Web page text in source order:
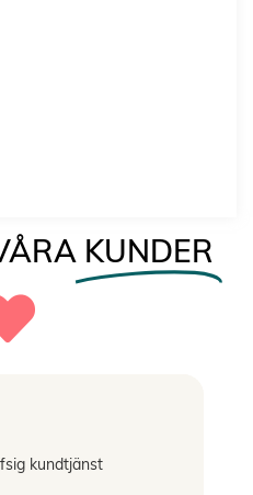
KUNDER
kundtjänst